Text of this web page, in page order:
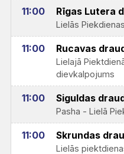
11:00 Rīgas Lutera
Lielās
11:00 Rucavas
Lielajā
dievkalpojums
11:00 Siguldas
Pasha - Lielā
11:00 Skrundas
Lielās